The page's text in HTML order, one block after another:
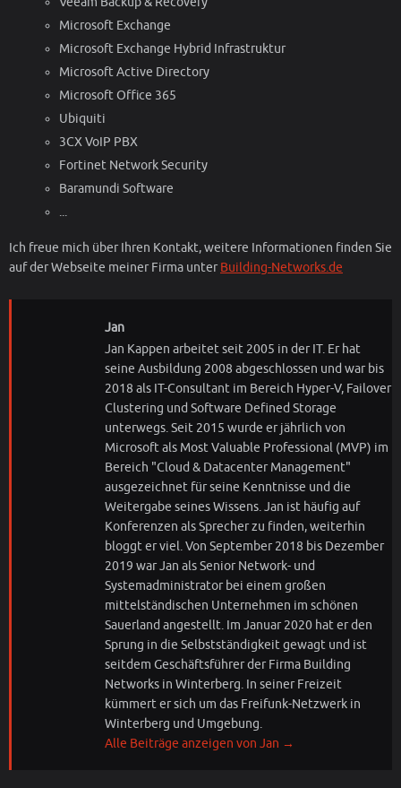
Microsoft Exchange
Microsoft Exchange Hybrid Infrastruktur
Microsoft Active Directory
Microsoft Office 365
Ubiquiti
3CX VoIP PBX
Fortinet Network Security
Baramundi Software
...
Ich freue mich über Ihren Kontakt, weitere Informationen finden Sie
auf der Webseite meiner Firma unter Building-Networks.de
Jan
Jan Kappen arbeitet seit 2005 in der IT. Er hat
seine Ausbildung 2008 abgeschlossen und war bis
2018 als IT-Consultant im Bereich Hyper-V, Failover
Clustering und Software Defined Storage
unterwegs. Seit 2015 wurde er jährlich von
Microsoft als Most Valuable Professional (MVP) im
Bereich "Cloud & Datacenter Management"
ausgezeichnet für seine Kenntnisse und die
Weitergabe seines Wissens. Jan ist häufig auf
Konferenzen als Sprecher zu finden, weiterhin
bloggt er viel. Von September 2018 bis Dezember
2019 war Jan als Senior Network- und
Systemadministrator bei einem großen
mittelständischen Unternehmen im schönen
Sauerland angestellt. Im Januar 2020 hat er den
Sprung in die Selbstständigkeit gewagt und ist
seitdem Geschäftsführer der Firma Building
Networks in Winterberg. In seiner Freizeit
kümmert er sich um das Freifunk-Netzwerk in
Winterberg und Umgebung.
Alle Beiträge anzeigen von Jan →